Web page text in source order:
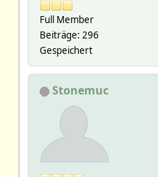
Full Member
Beiträge: 296
Gespeichert
Stonemuc